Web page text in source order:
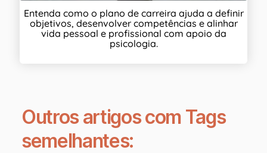
Entenda como o plano de carreira ajuda a definir
objetivos, desenvolver competências e alinhar
vida pessoal e profissional com apoio da
psicologia.
Outros artigos com Tags
semelhantes: